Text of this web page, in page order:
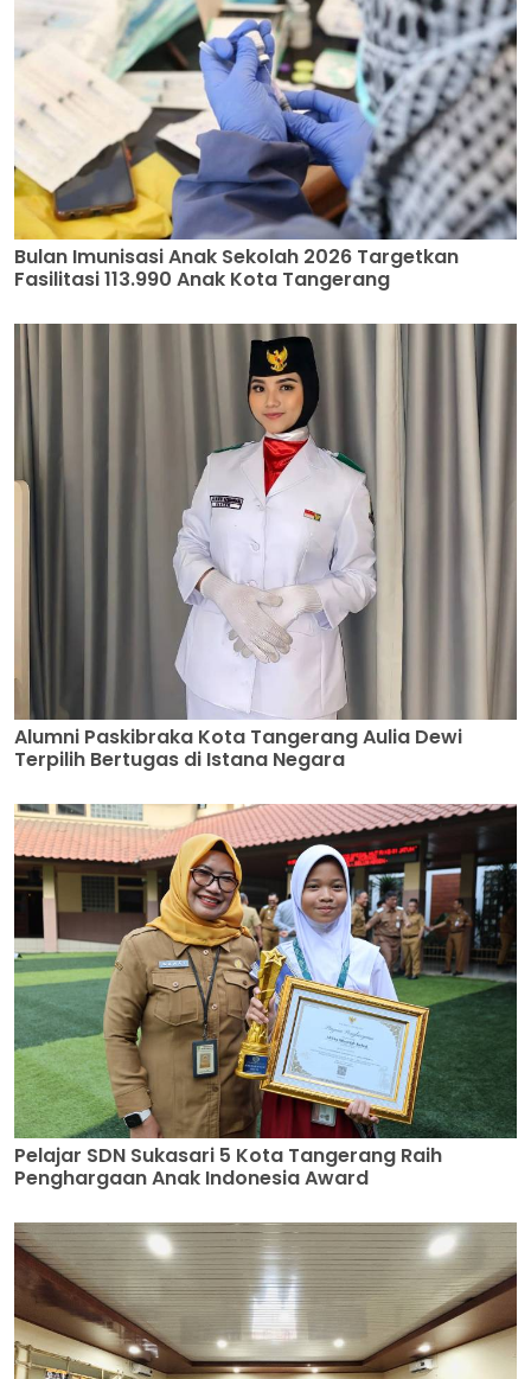
Bulan Imunisasi Anak Sekolah 2026 Targetkan
Fasilitasi 113.990 Anak Kota Tangerang
Alumni Paskibraka Kota Tangerang Aulia Dewi
Terpilih Bertugas di Istana Negara
Pelajar SDN Sukasari 5 Kota Tangerang Raih
Penghargaan Anak Indonesia Award